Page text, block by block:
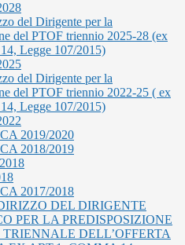
del Dirigente per la
del PTOF triennio 2025-28 (ex
Legge 107/2015)
del Dirigente per la
del PTOF triennio 2022-25 ( ex
Legge 107/2015)
2019/2020
2018/2019
2017/2018
DEL DIRIGENTE
PER LA PREDISPOSIZIONE
DELL’OFFERTA